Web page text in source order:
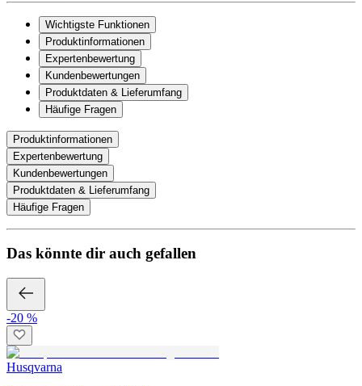
Wichtigste Funktionen
Produktinformationen
Expertenbewertung
Kundenbewertungen
Produktdaten & Lieferumfang
Häufige Fragen
Produktinformationen
Expertenbewertung
Kundenbewertungen
Produktdaten & Lieferumfang
Häufige Fragen
Das könnte dir auch gefallen
-20 %
Husqvarna